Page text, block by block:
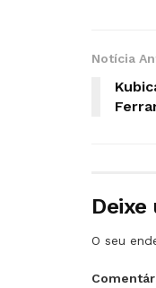
Notícia
O seu